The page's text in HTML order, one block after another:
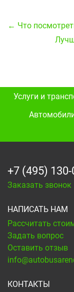
← Что
Услуги и
+7 (495)
Заказать звонок
НАПИСАТЬ НАМ
Рассчитать
Задать вопрос
Оставить отзыв
КОНТАКТЫ